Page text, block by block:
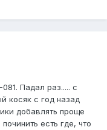
Падал раз..... с
косяк с год назад
добавлять проще
есть где, что